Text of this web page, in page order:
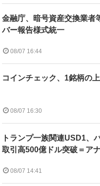
金融庁、暗号資産交換業者
バー報告様式統一
08/07 16:44
コインチェック、1銘柄の
08/07 16:30
トランプ一族関連USD1、
取引高500億ドル突破＝ア
08/07 14:41